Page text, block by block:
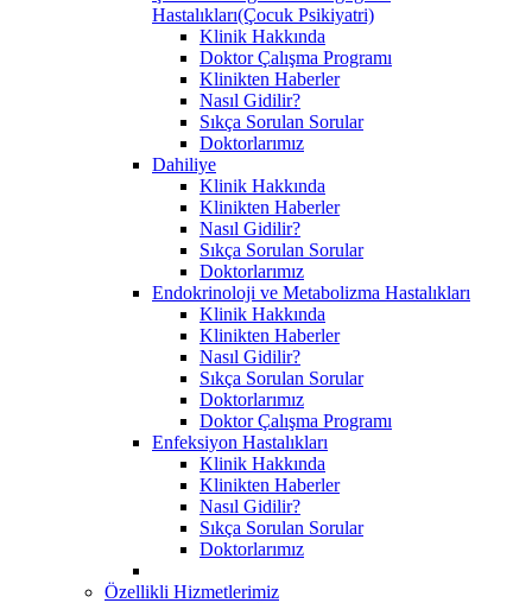
Hastalıkları(Çocuk Psikiyatri)
Klinik Hakkında
Doktor Çalışma Programı
Klinikten Haberler
Nasıl Gidilir?
Sıkça Sorulan Sorular
Doktorlarımız
Dahiliye
Klinik Hakkında
Klinikten Haberler
Nasıl Gidilir?
Sıkça Sorulan Sorular
Doktorlarımız
Endokrinoloji ve Metabolizma Hastalıkları
Klinik Hakkında
Klinikten Haberler
Nasıl Gidilir?
Sıkça Sorulan Sorular
Doktorlarımız
Doktor Çalışma Programı
Enfeksiyon Hastalıkları
Klinik Hakkında
Klinikten Haberler
Nasıl Gidilir?
Sıkça Sorulan Sorular
Doktorlarımız
Özellikli Hizmetlerimiz